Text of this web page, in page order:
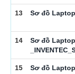
13 Sơ đồ
14
Sơ đồ
15 Sơ đồ